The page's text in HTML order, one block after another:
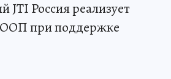
JTI Россия реализует
при поддержке